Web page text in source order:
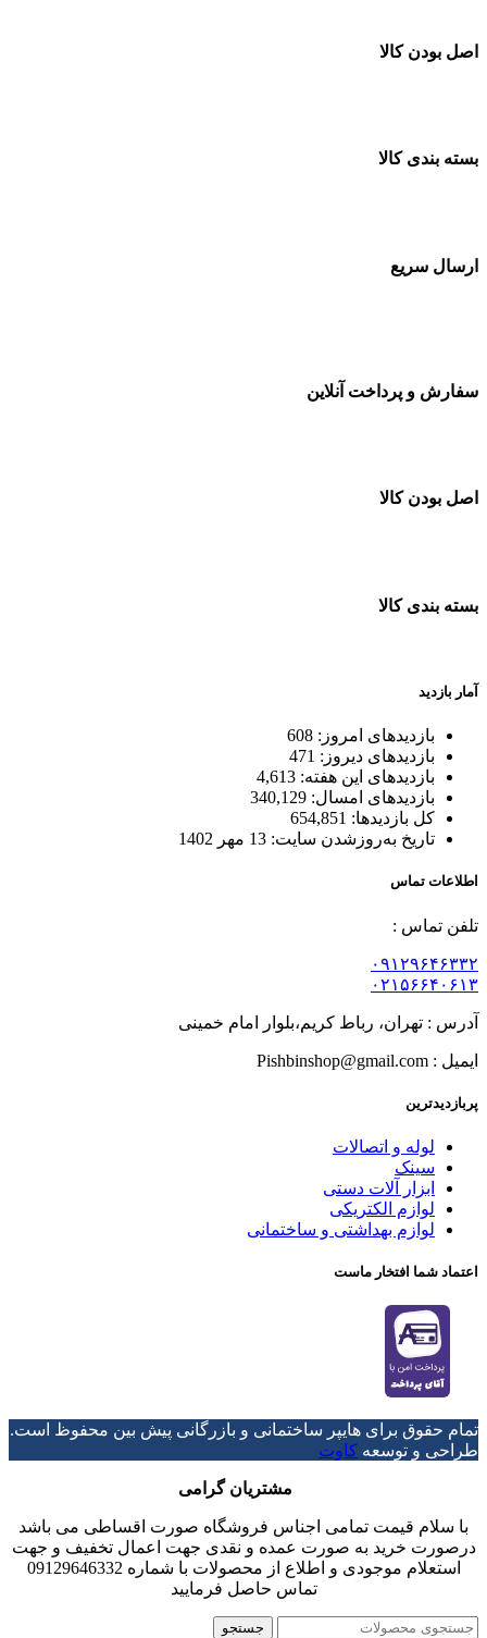
اصل بودن کالا
بسته بندی کالا
ارسال سریع
سفارش و پرداخت آنلاین
اصل بودن کالا
بسته بندی کالا
آمار بازدید
بازدیدهای امروز: 608
بازدیدهای دیروز: 471
بازدیدهای این هفته: 4,613
بازدیدهای امسال: 340,129
کل بازدیدها: 654,851
تاریخ به‌روزشدن سایت: 13 مهر 1402
اطلاعات تماس
تلفن تماس :
۰۹۱۲۹۶۴۶۳۳۲
۰۲۱۵۶۶۴۰۶۱۳
آدرس : تهران، رباط کریم،بلوار امام خمینی
ایمیل : Pishbinshop@gmail.com
پربازدیدترین
لوله و اتصالات
سینک
ابزار آلات دستی
لوازم الکتریکی
لوازم بهداشتی و ساختمانی
اعتماد شما افتخار ماست
تمام حقوق برای هایپر ساختمانی و بازرگانی پیش بین محفوظ است.
طراحی و توسعه کاوت
مشتریان گرامی
با سلام قیمت تمامی اجناس فروشگاه صورت اقساطی می باشد
درصورت خرید به صورت عمده و نقدی جهت اعمال تخفیف و جهت
استعلام موجودی و اطلاع از محصولات با شماره 09129646332
تماس حاصل فرمایید
جستجو